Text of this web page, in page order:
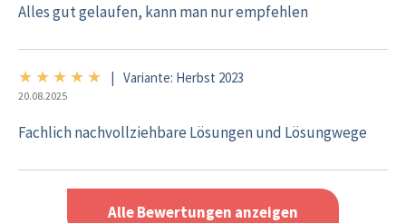
Alles gut gelaufen, kann man nur empfehlen
★ ★ ★ ★ ★ 5/5| Variante: Herbst 2023
20.08.2025
Fachlich nachvollziehbare Lösungen und Lösungwege
Alle Bewertungen anzeigen